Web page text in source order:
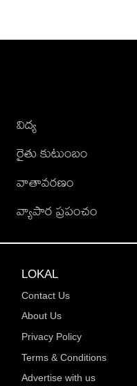
విద్య
రైతు కుటుంబం
వాతావరణం
వ్యాపార ప్రపంచం
LOKAL
Contact Us
About Us
Privacy Policy
Terms & Conditions
Advertise with us